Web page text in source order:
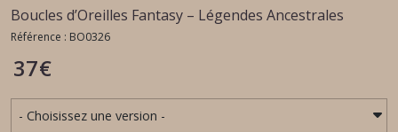
Boucles d’Oreilles Fantasy – Légendes Ancestrales
Référence : BO0326
37€